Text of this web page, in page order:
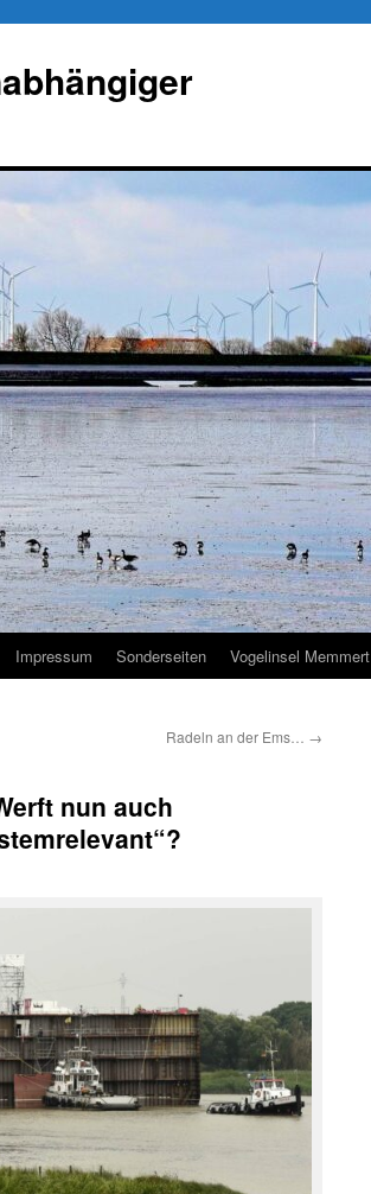
Impressum Sonderseiten Vogelinsel Memmert
Radeln an der Ems… →
nun auch